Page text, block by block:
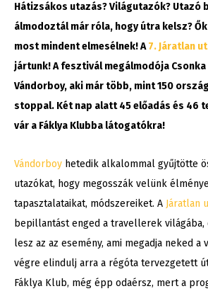
Hátizsákos utazás? Világutazók? Utazó
álmodoztál már róla, hogy útra kelsz?
most mindent elmesélnek! A7. Járatlan
jártunk! A fesztivál megálmodója Csonka
Vándorboy, aki már több, mint 150
stoppal. Két nap alatt 45 előadás és 46
vár a Fáklya Klubba látogatókra!
Vándorboy hetedik alkalommal gyűjtötte
utazókat, hogy megosszák velünk
tapasztalataikat, módszereiket. A Járatlan
bepillantást enged a travellerek világába,
lesz az az esemény, ami megadja neked a
végre elindulj arra a régóta tervezgetett
Fáklya Klub, még épp odaérsz, mert a